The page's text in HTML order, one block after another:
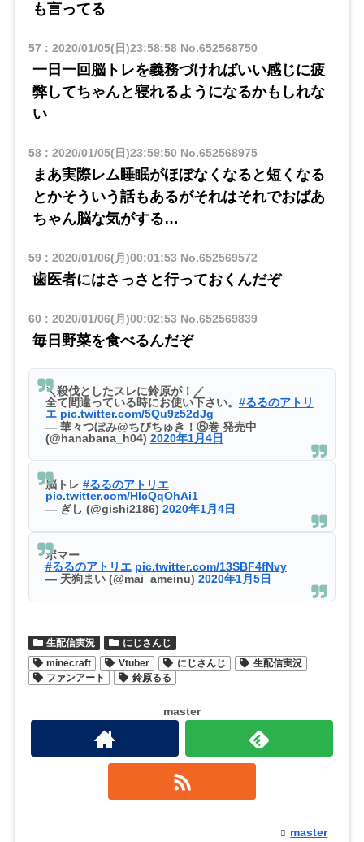
も言ってる
57 : 2020/01/05(日)23:58:58No.652568750
一日一回脳トレを義務づければいい感じに疲
弊してちゃんと寝れるようになるかもしれな
い
58: 2020/01/05(日)23:59:50 No.652568975
まあ実際レム睡眠がほぼなくなると短くなる
とかそういう話もあるがそれはそれでおばあ
ちゃん脳な気がする…
59: 2020/01/06(月)00:01:53 No.652569572
歯医者にはさっさと行っておくんだぞ
60 : 2020/01/06(月)00:02:53 No.652569839
毎日野菜を食べるんだぞ
＼殺伐としたスレに鈴原が！／
全て間違っている時にお使い下さい。 #るるのアトリ
エ pic.twitter.com/5Qu9z52dJg
— 華々つぼみ@ちびちゅき！⑥巻 発売中
(@hanabana_h04) 2020年1月4日
脳トレ #るるのアトリエ
pic.twitter.com/HlcQqOhAi1
— ぎし (@gishi2186) 2020年1月4日
ボマー
#るるのアトリエ pic.twitter.com/13SBF4fNvy
— 天狗まい (@mai_ameinu) 2020年1月5日
生配信実況
にじさんじ
minecraft
Vtuber にじさんじ
生配信実況
ファンアート
鈴原るる
master
master